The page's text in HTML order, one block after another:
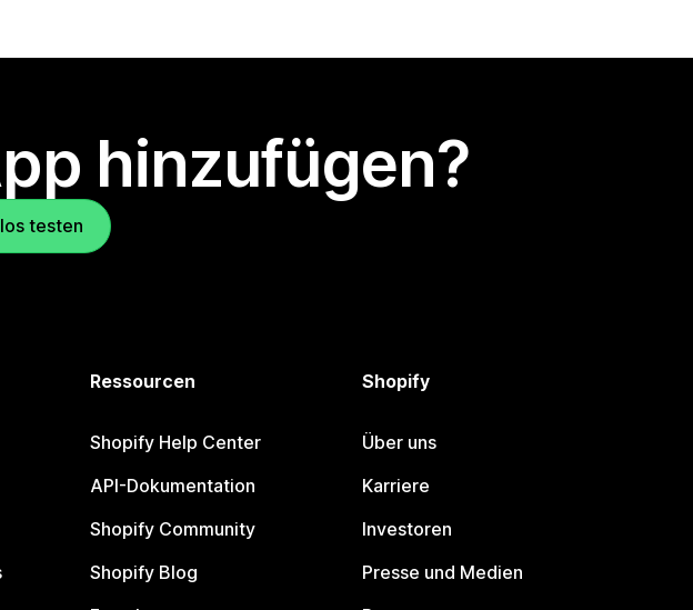
hinzufügen?
testen
Ressourcen
Shopify Help Center
API-Dokumentation
Shopify Community
Shopify Blog
Shopify
Über uns
Karriere
Investoren
Presse und Medien